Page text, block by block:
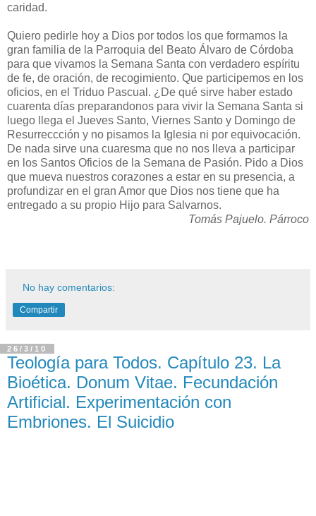
caridad.
Quiero pedirle hoy a Dios por todos los que formamos la
gran familia de la Parroquia del Beato Álvaro de Córdoba
para que vivamos la Semana Santa con verdadero espíritu
de fe, de oración, de recogimiento. Que participemos en los
oficios, en el Triduo Pascual. ¿De qué sirve haber estado
cuarenta días preparandonos para vivir la Semana Santa si
luego llega el Jueves Santo, Viernes Santo y Domingo de
Resurreccción y no pisamos la Iglesia ni por equivocación.
De nada sirve una cuaresma que no nos lleva a participar
en los Santos Oficios de la Semana de Pasión. Pido a Dios
que mueva nuestros corazones a estar en su presencia, a
profundizar en el gran Amor que Dios nos tiene que ha
entregado a su propio Hijo para Salvarnos.
Tomás Pajuelo. Párroco
No hay comentarios:
Compartir
26/3/10
Teología para Todos. Capítulo 23. La
Bioética. Donum Vitae. Fecundación
Artificial. Experimentación con
Embriones. El Suicidio